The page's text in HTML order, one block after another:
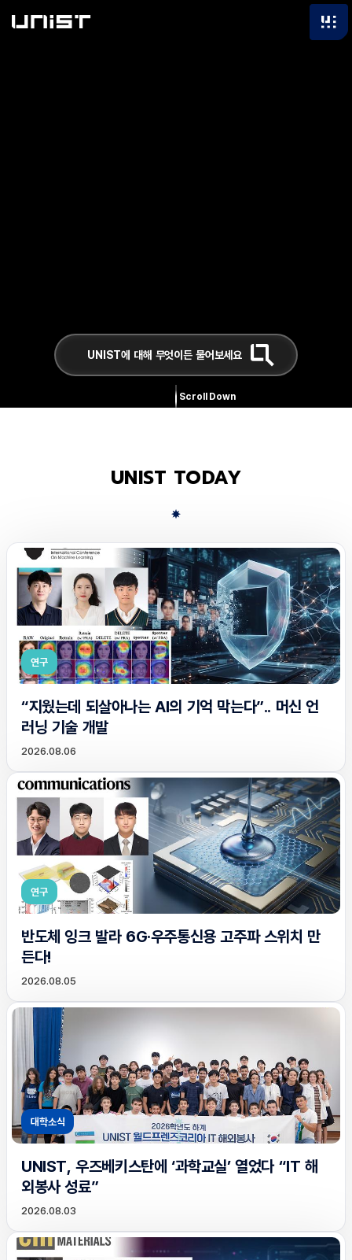
Scroll Down
UNIST TODAY
연구
“지웠는데 되살아나는 AI의 기억 막는다”.. 머신 언
러닝 기술 개발
2026.08.06
연구
반도체 잉크 발라 6G·우주통신용 고주파 스위치 만
든다!
2026.08.05
대학소식
UNIST, 우즈베키스탄에 ‘과학교실’ 열었다 “IT 해
외봉사 성료”
2026.08.03